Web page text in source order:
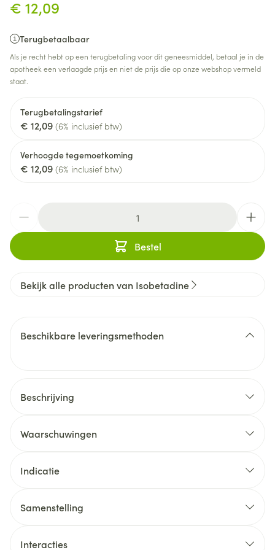
€ 12,09
Terugbetaalbaar
Als je recht hebt op een terugbetaling voor dit geneesmiddel, betaal je in de
apotheek een verlaagde prijs en niet de prijs die op onze webshop vermeld
staat.
Terugbetalingstarief
€ 12,09 (6% inclusief btw)
Verhoogde tegemoetkoming
€ 12,09 (6% inclusief btw)
Bestel
Bekijk alle producten van Isobetadine
Beschikbare leveringsmethoden
Beschrijving
Waarschuwingen
Indicatie
beenzweren en brandwonden.
Samenstelling
Interacties